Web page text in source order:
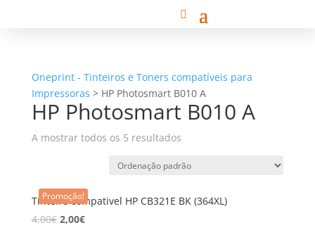
Oneprint - Tinteiros e Toners compatíveis para
Impressoras > HP Photosmart B010 A
HP Photosmart B010 A
A mostrar todos os 5 resultados
Promoção!
Tinteiro compativel HP CB321E BK (364XL)
4,00€ 2,00€